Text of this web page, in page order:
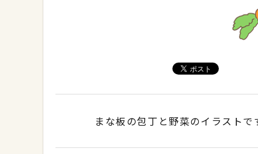
まな板の包丁と野菜のイラスト